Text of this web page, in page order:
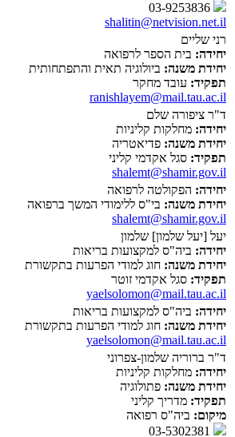
shalitin@netvision.net.il
רני שליים
יחידה: בית הספר לרפואה
יחידת משנה: ביולוגיה תאית והתפתחותית
תפקיד: עובד מחקר
ranishlayem@mail.tau.ac.il
ד"ר ציפורה שלם
יחידה: מחלקות קליניות
יחידת משנה: פדיאטריה
תפקיד: סגל אקדמי קליני
shalemt@shamir.gov.il
יחידה: הפקולטה לרפואה
יחידת משנה: בי"ס ללימודי המשך ברפואה
shalemt@shamir.gov.il
יעל [יעל שלמון] שלמון
יחידה: ביה"ס למקצועות בריאות
יחידת משנה: חוג למודי הפרעות בתקשורת
תפקיד: סגל אקדמי זוטר
yaelsolomon@mail.tau.ac.il
יחידה: ביה"ס למקצועות בריאות
יחידת משנה: חוג למודי הפרעות בתקשורת
yaelsolomon@mail.tau.ac.il
ד"ר ברוריה שלמון-צפרוני
יחידה: מחלקות קליניות
יחידת משנה: פתולוגיה
תפקיד: מדריך קליני
מיקום: ביה"ס רפואה